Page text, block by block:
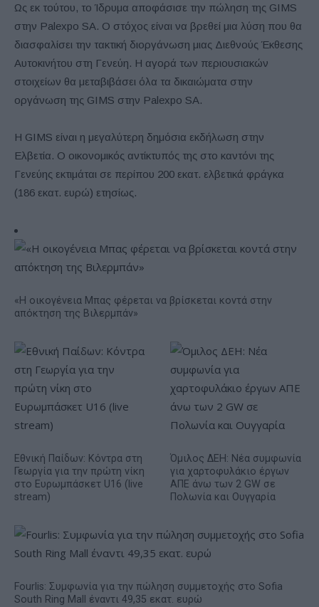
Ως εκ τούτου, το Ίδρυμα αποφάσισε την πώληση της GIMS
στην Palexpo SA. Ο στόχος είναι να βρεθεί μια λύση που θα
διασφαλίσει την τακτική διοργάνωση μιας Διεθνούς Έκθεσης
Αυτοκινήτου στη Γενεύη. Η αγορά των περιουσιακών
στοιχείων θα μεταβιβάσει όλα τα δικαιώματα στην
οργάνωση της GIMS στην Palexpo SA.
Η GIMS είναι η μεγαλύτερη δημόσια εκδήλωση στην
Ελβετία. Ο οικονομικός αντίκτυπός της στο καντόνι της
Γενεύης εκτιμάται σε περίπου 200 εκατ. ελβετικά φράγκα
(186 εκατ. ευρώ) ετησίως.
«Η οικογένεια Μπας φέρεται να βρίσκεται κοντά στην
απόκτηση της Βιλερμπάν»
Εθνική Παίδων: Κόντρα στη
Γεωργία για την πρώτη νίκη
στο Ευρωμπάσκετ U16 (live
stream)
Όμιλος ΔΕΗ: Νέα συμφωνία
για χαρτοφυλάκιο έργων
ΑΠΕ άνω των 2 GW σε
Πολωνία και Ουγγαρία
Fourlis: Συμφωνία για την πώληση συμμετοχής στο Sofia
South Ring Mall έναντι 49,35 εκατ. ευρώ